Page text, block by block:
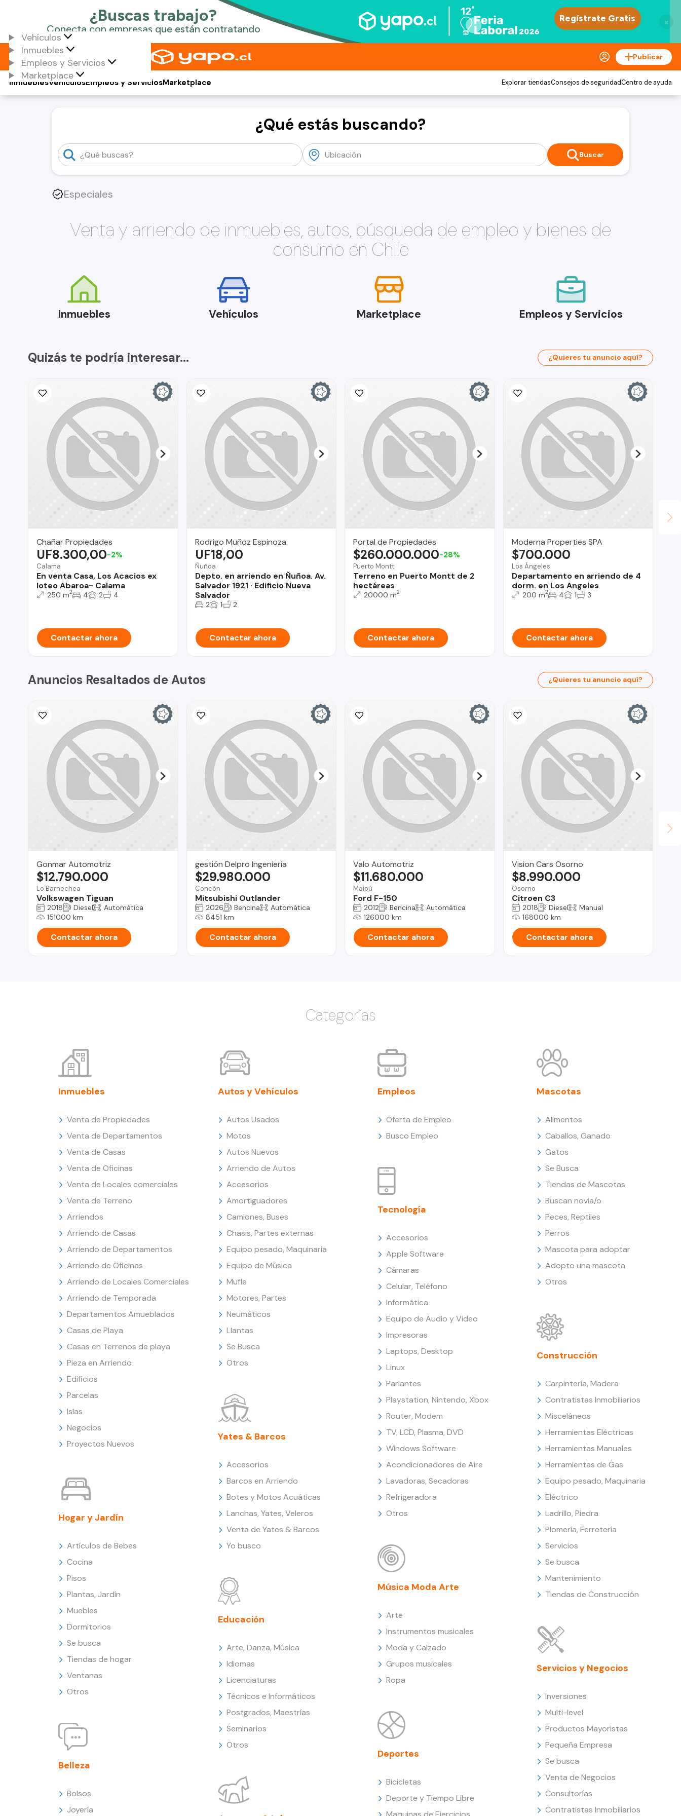
×
Vehículos
Inmuebles
Empleos y Servicios
Marketplace
Publicar
Vehículos
Inmuebles Empleos y ServiciosMarketplace Explorar tiendasConsejos de seguridadCentro de ayuda
¿Qué estás buscando?
Buscar
Especiales
Venta y arriendo de inmuebles, autos, búsqueda de empleo y bienes de
consumo en Chile
Inmuebles Vehículos Marketplace Empleos y Servicios
Quizás te podría interesar... ¿Quieres tu anuncio aquí?
Chañar Propiedades
Calama
En venta Casa, Los Acacios ex
loteo Abaroa- Calama
UF8.300,00-2%
250 m2 4 2 4
Contactar ahora
Rodrigo Muñoz Espinoza
Ñuñoa
Depto. en arriendo en Ñuñoa. Av.
Salvador 1921 · Edificio Nueva
Salvador
UF18,00
2 1 2
Contactar ahora
Portal de Propiedades
Puerto Montt
Terreno en Puerto Montt de 2
hectáreas
$260.000.000-28%
20000 m2
Contactar ahora
Moderna Properties SPA
Los Ángeles
Departamento en arriendo de 4
dorm. en Los Angeles
$700.000
200 m2 4 1 3
Contactar ahora
Anuncios Resaltados de Autos ¿Quieres tu anuncio aquí?
Gonmar Automotriz
Lo Barnechea
Volkswagen Tiguan
$12.790.000
2018 Diesel
Automática
151000 km
Contactar ahora
gestión Delpro Ingeniería
Concón
Mitsubishi Outlander
$29.980.000
2026 Bencina
Automática
8451 km
Contactar ahora
Valo Automotriz
Maipú
Ford F-150
$11.680.000
2012 Bencina
Automática
126000 km
Contactar ahora
Vision Cars Osorno
Osorno
Citroen C3
$8.990.000
2018 Diesel
Manual
168000 km
Contactar ahora
Categorías
Inmuebles
Venta de Propiedades
Venta de Departamentos
Venta de Casas
Venta de Oficinas
Venta de Locales comerciales
Venta de Terreno
Arriendos
Arriendo de Casas
Arriendo de Departamentos
Arriendo de Oficinas
Arriendo de Locales Comerciales
Arriendo de Temporada
Departamentos Amueblados
Casas de Playa
Casas en Terrenos de playa
Pieza en Arriendo
Edificios
Parcelas
Islas
Negocios
Proyectos Nuevos
Hogar y Jardín
Artículos de Bebes
Cocina
Pisos
Plantas, Jardín
Muebles
Dormitorios
Se busca
Tiendas de hogar
Ventanas
Otros
Belleza
Bolsos
Joyería
Autos y Vehículos
Autos Usados
Motos
Autos Nuevos
Arriendo de Autos
Accesorios
Amortiguadores
Camiones, Buses
Chasis, Partes externas
Equipo pesado, Maquinaria
Equipo de Música
Mufle
Motores, Partes
Neumáticos
Llantas
Se Busca
Otros
Yates & Barcos
Accesorios
Barcos en Arriendo
Botes y Motos Acuáticas
Lanchas, Yates, Veleros
Venta de Yates & Barcos
Yo busco
Educación
Arte, Danza, Música
Idiomas
Licenciaturas
Técnicos e Informáticos
Postgrados, Maestrías
Seminarios
Otros
Empleos
Oferta de Empleo
Busco Empleo
Tecnología
Accesorios
Apple Software
Cámaras
Celular, Teléfono
Informática
Equipo de Audio y Video
Impresoras
Laptops, Desktop
Linux
Parlantes
Playstation, Nintendo, Xbox
Router, Modem
TV, LCD, Plasma, DVD
Windows Software
Acondicionadores de Aire
Lavadoras, Secadoras
Refrigeradora
Otros
Música Moda Arte
Arte
Instrumentos musicales
Moda y Calzado
Grupos musicales
Ropa
Deportes
Bicicletas
Deporte y Tiempo Libre
Mascotas
Alimentos
Caballos, Ganado
Gatos
Se Busca
Tiendas de Mascotas
Buscan novia/o
Peces, Reptiles
Perros
Mascota para adoptar
Adopto una mascota
Otros
Construcción
Carpintería, Madera
Contratistas Inmobiliarios
Misceláneos
Herramientas Eléctricas
Herramientas Manuales
Herramientas de Gas
Equipo pesado, Maquinaria
Eléctrico
Ladrillo, Piedra
Plomería, Ferretería
Servicios
Se busca
Mantenimiento
Tiendas de Construcción
Servicios y Negocios
Inversiones
Multi-level
Productos Mayoristas
Pequeña Empresa
Se busca
Venta de Negocios
Consultorías
Contratistas Inmobiliarios